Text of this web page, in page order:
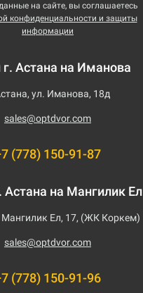
на сайте, вы соглашаетесь
конфиденциальности и защиты
информации
г. Астана на Иманова
ул. Иманова, 18д
sales@optdvor.com
(778) 150-91-87
Астана на Мангилик Ел
Мангилик Ел, 17, (ЖК Коркем)
sales@optdvor.com
(778) 150-91-96